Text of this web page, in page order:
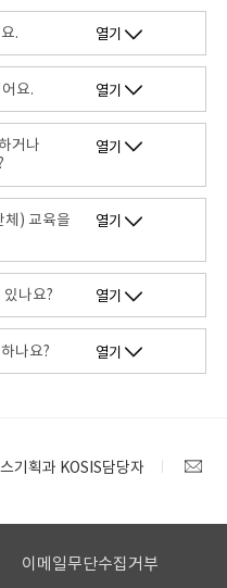
. 열기
요. 열기
거나
열기
체) 교육을
열기
나요? 열기
나요? 열기
기획과 KOSIS담당자
이메일무단수집거부